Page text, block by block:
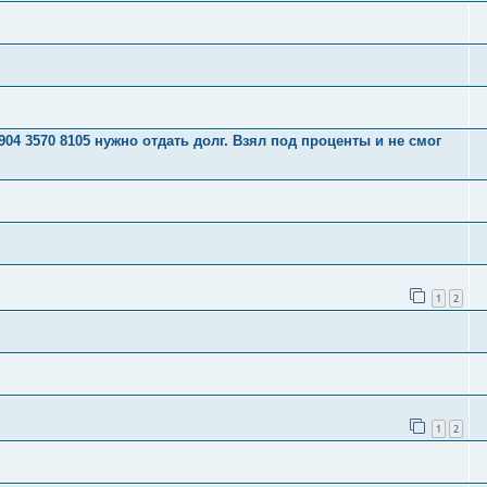
3570 8105 нужно отдать долг. Взял под проценты и не смог
1 2
1 2